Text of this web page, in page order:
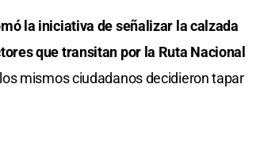
la iniciativa de señalizar la calzada
que transitan por la Ruta Nacional
mismos ciudadanos decidieron tapar